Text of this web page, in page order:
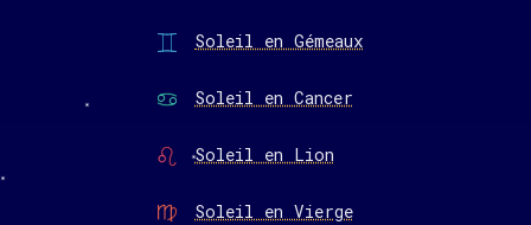
Soleil en Gémeaux
Soleil en Cancer
Soleil en Lion
Soleil en Vierge